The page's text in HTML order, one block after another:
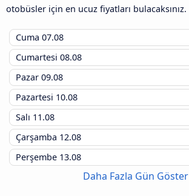
otobüsler için en ucuz fiyatları bulacaksınız.
Cuma 07.08
Cumartesi 08.08
Pazar 09.08
Pazartesi 10.08
Salı 11.08
Çarşamba 12.08
Perşembe 13.08
Daha Fazla Gün Göster